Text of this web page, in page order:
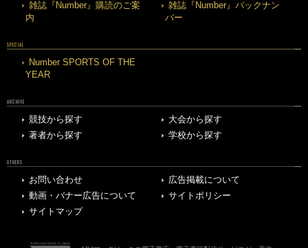
雑誌『Number』購読のご案
内
雑誌『Number』バックナン
バー
SPECIAL
Number SPORTS OF THE
YEAR
ARCHIVE
競技から探す
大会から探す
著者から探す
学校から探す
OTHERS
お問い合わせ
広告掲載について
動画・バナー広告について
サイトポリシー
サイトマップ